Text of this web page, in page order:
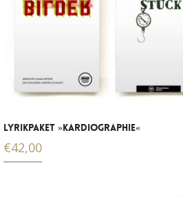
LYRIKPAKET »KARDIOGRAPHIE«
€42,00